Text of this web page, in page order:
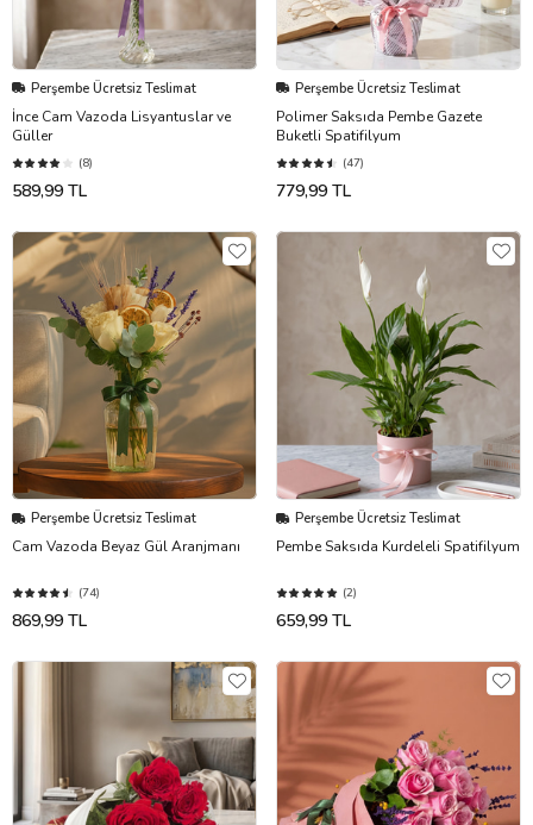
Perşembe Ücretsiz Teslimat
İnce Cam Vazoda Lisyantuslar ve
Güller
(8)
589,99 TL
Perşembe Ücretsiz Teslimat
Polimer Saksıda Pembe Gazete
Buketli Spatifilyum
(47)
779,99 TL
Perşembe Ücretsiz Teslimat
Cam Vazoda Beyaz Gül Aranjmanı
(74)
869,99 TL
Perşembe Ücretsiz Teslimat
Pembe Saksıda Kurdeleli Spatifilyum
(2)
659,99 TL